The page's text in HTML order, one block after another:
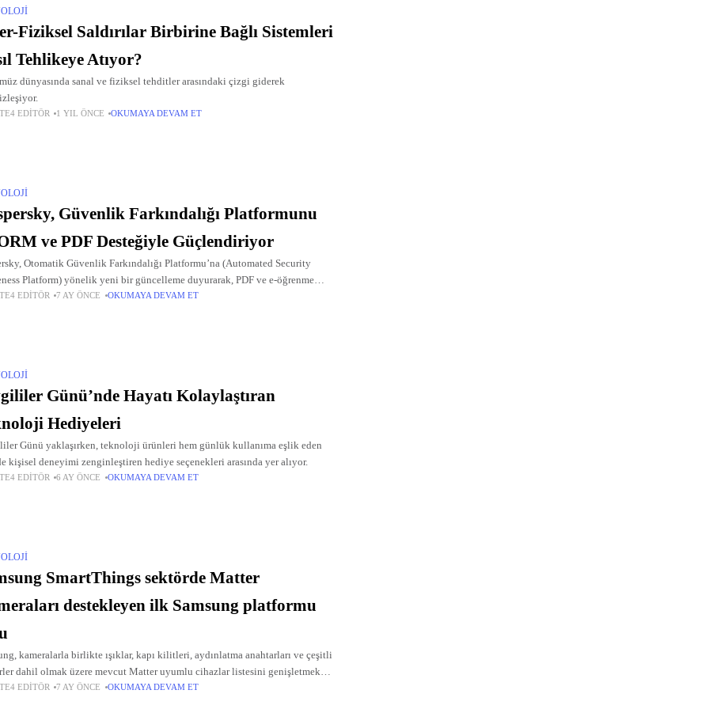
Fiziksel Saldırılar Birbirine Bağlı Sistemleri
Tehlikeye Atıyor?
dünyasında sanal ve fiziksel tehditler arasındaki çizgi giderek
EDITÖR 1 YIL ÖNCE OKUMAYA DEVAM ET
Güvenlik Farkındalığı Platformunu
ve PDF Desteğiyle Güçlendiriyor
Otomatik Güvenlik Farkındalığı Platformu’na (Automated Security
Platform) yönelik yeni bir güncelleme duyurarak, PDF ve e-öğrenme
dağıtımı ve yönetimi için sektör standardı olan SCORM (Sharable
EDITÖR 7 AY ÖNCE OKUMAYA DEVAM ET
Günü’nde Hayatı Kolaylaştıran
Hediyeleri
Günü yaklaşırken, teknoloji ürünleri hem günlük kullanıma eşlik eden
kişisel deneyimi zenginleştiren hediye seçenekleri arasında yer alıyor.
EDITÖR 6 AY ÖNCE OKUMAYA DEVAM ET
SmartThings sektörde Matter
destekleyen ilk Samsung platformu
kameralarla birlikte ışıklar, kapı kilitleri, aydınlatma anahtarları ve çeşitli
dahil olmak üzere mevcut Matter uyumlu cihazlar listesini genişletmek
güncellemeleri yayınlayacak.
EDITÖR 7 AY ÖNCE OKUMAYA DEVAM ET